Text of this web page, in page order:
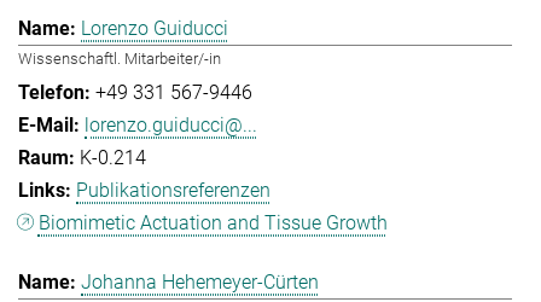
Lorenzo Guiducci
Wissenschaftl. Mitarbeiter/-in
+49 331 567-9446
lorenzo.guiducci@...
K-0.214
Publikationsreferenzen
Biomimetic Actuation and Tissue Growth
Johanna Hehemeyer-Cürten